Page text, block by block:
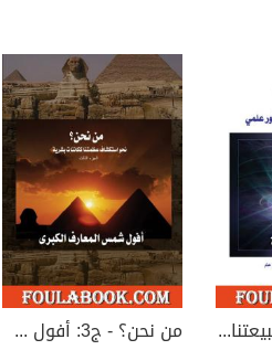
من نحن؟ - ج2: طبيعتنا الاستثنائية من منظور علمي
من نحن؟ - ج3: أفول شمس المعارف الكبرى